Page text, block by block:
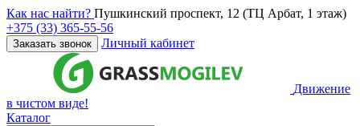
Как нас найти? Пушкинский проспект, 12 (ТЦ Арбат, 1 этаж)
+375 (33) 365-55-56
Заказать звонок Личный кабинет
Движение
в чистом виде!
Каталог